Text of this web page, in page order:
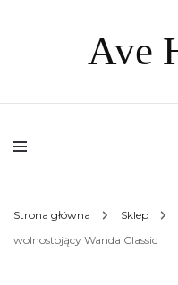
Ave
Strona główna Sklep
wolnostojący Wanda Classic